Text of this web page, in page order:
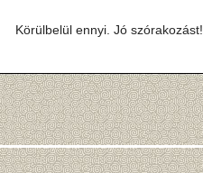
Körülbelül ennyi. Jó szórakozást!